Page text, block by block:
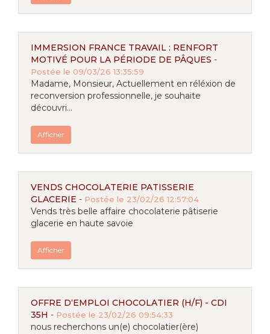
IMMERSION FRANCE TRAVAIL : RENFORT
MOTIVÉ POUR LA PÉRIODE DE PÂQUES -
Postée le 09/03/26 13:35:59
Madame, Monsieur, Actuellement en réléxion de
reconversion professionnelle, je souhaite
découvri...
Afficher
VENDS CHOCOLATERIE PATISSERIE
GLACERIE - Postée le 23/02/26 12:57:04
Vends très belle affaire chocolaterie pâtiserie
glacerie en haute savoie
Afficher
OFFRE D‘EMPLOI CHOCOLATIER (H/F) - CDI
35H - Postée le 23/02/26 09:54:33
nous recherchons un(e) chocolatier(ère)